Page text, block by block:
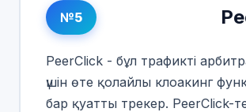
№5
PeerClick - бұл трафикті
үшін өте қолайлы клоакинг
бар қуатты трекер. PeerClick-